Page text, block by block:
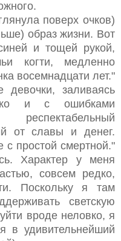
поверх очков)
образ жизни. Вот
и тощей рукой,
когти, медленно
восемнадцати лет."
девочки, заливаясь
и с ошибками
от славы и денег.
с простой смертной."
Характер у меня
совсем редко,
Поскольку я там
светскую
вроде неловко, я
в удивительнейший